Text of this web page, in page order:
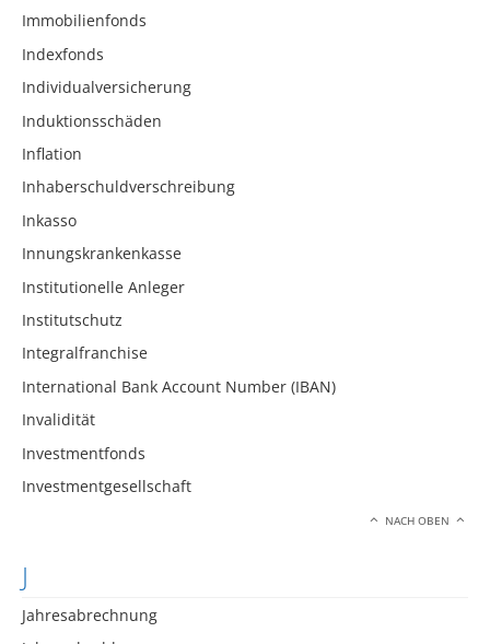
Immobilienfonds
Indexfonds
Individualversicherung
Induktionsschäden
Inflation
Inhaberschuldverschreibung
Inkasso
Innungskrankenkasse
Institutionelle Anleger
Institutschutz
Integralfranchise
International Bank Account Number (IBAN)
Invalidität
Investmentfonds
Investmentgesellschaft
NACH OBEN
J
Jahresabrechnung